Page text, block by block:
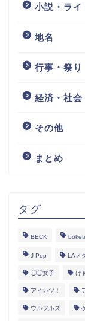
小説・ラ
地名
行事・祭り
経済・社会
その他
まとめ
タグ
BECK
J-Pop LAメ
◯◯女子 け
アイカツ！
ウルフルズ